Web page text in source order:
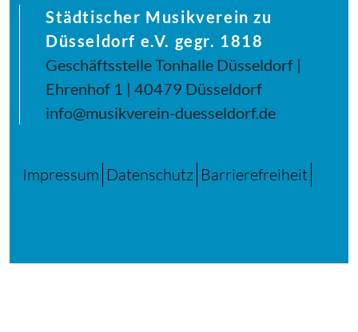
Städtischer Musikverein zu
Düsseldorf e.V. gegr. 1818
Geschäftsstelle Tonhalle Düsseldorf |
Ehrenhof 1 | 40479 Düsseldorf
info@musikverein-duesseldorf.de
Impressum Datenschutz Barrierefreiheit